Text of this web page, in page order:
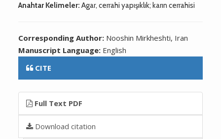
Anahtar Kelimeler: Agar, cerrahi yapışıklık; karın cerrahisi
Corresponding Author: Nooshin Mirkheshti, Iran
Manuscript Language: English
CITE
Full Text PDF
Download citation